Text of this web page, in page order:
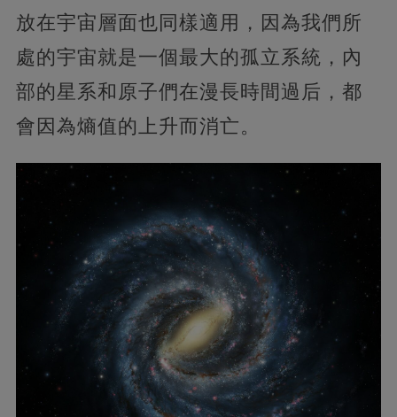
放在宇宙層面也同樣適用，因為我們所
處的宇宙就是一個最大的孤立系統，內
部的星系和原子們在漫長時間過后，都
會因為熵值的上升而消亡。